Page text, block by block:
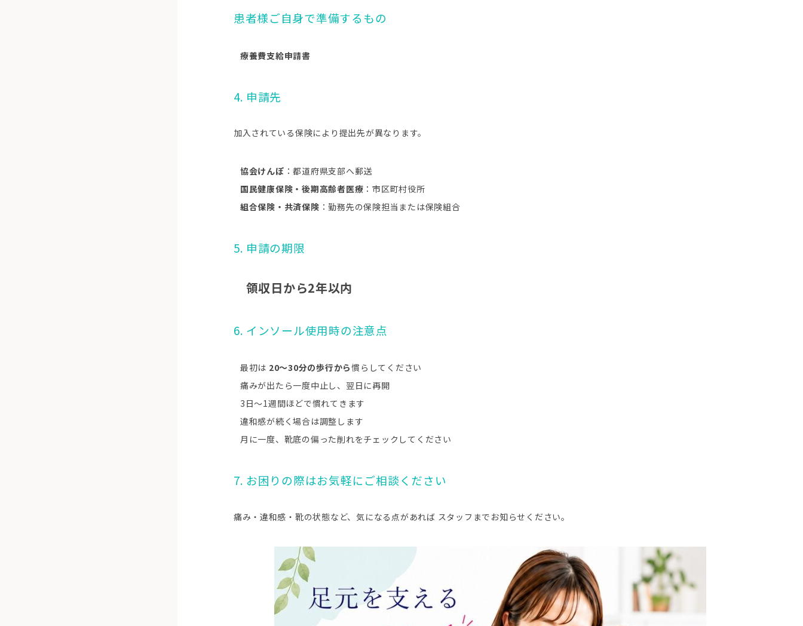
患者様ご自身で準備するもの
療養費支給申請書
4. 申請先
加入されている保険により提出先が異なります。
協会けんぽ ：都道府県支部へ郵送
国民健康保険・後期高齢者医療 ：市区町村役所
組合保険・共済保険 ：勤務先の保険担当または保険組合
5. 申請の期限
領収日から2年以内
6. インソール使用時の注意点
最初は 20〜30分の歩行から慣らしてください
痛みが出たら一度中止し、翌日に再開
3日〜1週間ほどで慣れてきます
違和感が続く場合は調整します
月に一度、靴底の偏った削れをチェックしてください
7. お困りの際はお気軽にご相談ください
痛み・違和感・靴の状態など、気になる点があれば スタッフまでお知らせください。